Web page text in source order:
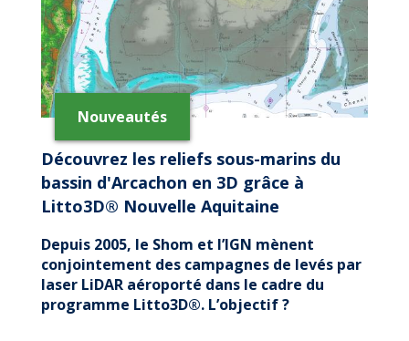
Nouveautés
Découvrez les reliefs sous-marins du
bassin d'Arcachon en 3D grâce à
Litto3D® Nouvelle Aquitaine
Depuis 2005, le Shom et l’IGN mènent
conjointement des campagnes de levés par
laser LiDAR aéroporté dans le cadre du
programme Litto3D®. L’objectif ?